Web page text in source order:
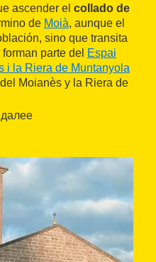
ascender el collado de
de Moià, aunque el
sino que transita
parte del Espai
i la Riera de Muntanyola
Moianès y la Riera de
junto a la cima del
hasta L'Estany
población se alza al
(
en catalán), hoy
baja del mismo, en la
visitar el conjunto
el monasterio de Santa
el claustro, el museo, el